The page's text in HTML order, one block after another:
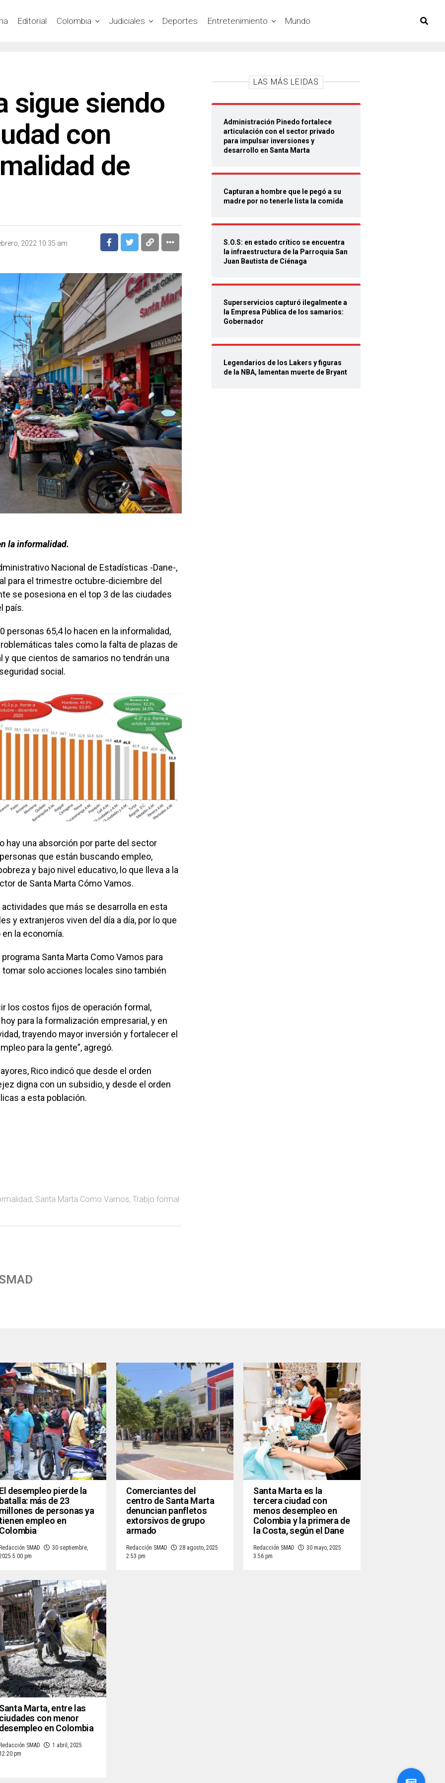
Editorial Colombia Judiciales Deportes Entretenimiento Mundo
sigue siendo
con
de
2022 10:35 am
la informalidad.
Nacional de Estadísticas -Dane-,
para el trimestre octubre-diciembre del
se posesiona en el top 3 de las ciudades
país.
personas 65,4 lo hacen en la informalidad,
tales como la falta de plazas de
que cientos de samarios no tendrán una
social.
hay una absorción por parte del sector
que están buscando empleo,
y bajo nivel educativo, lo que lleva a la
de Santa Marta Cómo Vamos.
actividades que más se desarrolla en esta
y extranjeros viven del día a día, por lo que
la economía.
Santa Marta Como Vamos para
solo acciones locales sino también
los costos fijos de operación formal,
para la formalización empresarial, y en
trayendo mayor inversión y fortalecer el
para la gente”, agregó.
Rico indicó que desde el orden
digna con un subsidio, y desde el orden
a esta población.
, Santa Marta Como Vamos, Trabjo formal
LAS MÁS LEIDAS
Administración Pinedo fortalece
articulación con el sector privado
para impulsar inversiones y
desarrollo en Santa Marta
Capturan a hombre que le pegó a su
madre por no tenerle lista la comida
S.O.S: en estado crítico se encuentra
la infraestructura de la Parroquia San
Juan Bautista de Ciénaga
Superservicios capturó ilegalmente a
la Empresa Pública de los samarios:
Gobernador
Legendarios de los Lakers y figuras
de la NBA, lamentan muerte de Bryant
El desempleo pierde la
batalla: más de 23
millones de personas ya
empleo en
Colombia
Redacción SMAD
30 septiembre,
5:00 pm
Comerciantes del
centro de Santa Marta
denuncian panfletos
extorsivos de grupo
armado
Redacción SMAD
28 agosto, 2025
2:53 pm
Santa Marta es la
tercera ciudad con
menos desempleo en
Colombia y la primera de
la Costa, según el Dane
Redacción SMAD
30 mayo, 2025
3:56 pm
Santa Marta, entre las
ciudades con menor
desempleo en Colombia
Redacción SMAD
1 abril, 2025
12:20 pm